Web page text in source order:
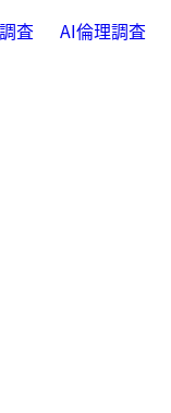
査 AI倫理調査